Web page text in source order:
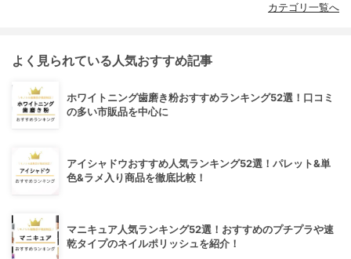
カテゴリ一覧へ
よく見られている人気おすすめ記事
ホワイトニング歯磨き粉おすすめランキング52選！口コミ
の多い市販品を中心に
アイシャドウおすすめ人気ランキング52選！パレット&単
色&ラメ入り商品を徹底比較！
マニキュア人気ランキング52選！おすすめのプチプラや速
乾タイプのネイルポリッシュを紹介！